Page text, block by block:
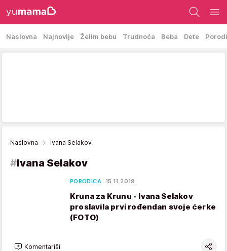
Naslovna Najnovije Želim bebu Trudnoća Beba Dete
Naslovna Ivana Selakov
#Ivana Selakov
PORODICA 15.11.2019.
Kruna za Krunu - Ivana Selakov
proslavila prvi rođendan svoje ćerke
(FOTO)
Komentariši